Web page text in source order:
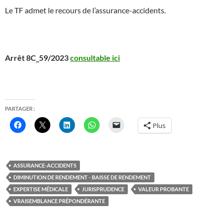
Le TF admet le recours de l’assurance-accidents.
Arrêt 8C_59/2023consultable ici
PARTAGER :
Plus
ASSURANCE-ACCIDENTS
DIMINUTION DE RENDEMENT - BAISSE DE RENDEMENT
EXPERTISE MÉDICALE
JURISPRUDENCE
VALEUR PROBANTE
VRAISEMBLANCE PRÉPONDÉRANTE